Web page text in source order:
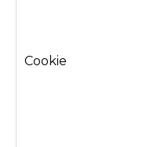
Cookie